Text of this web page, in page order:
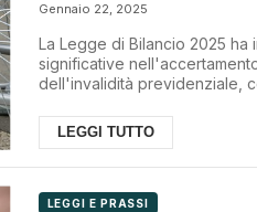
Gennaio 22, 2025
La Legge di Bilancio 2025 ha
significative
dell'invalidità previdenziale,
LEGGI TUTTO
LEGGI E PRASSI